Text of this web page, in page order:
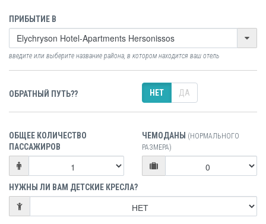
ПРИБЫТИЕ В
введите или выберите название района, в котором находится ваш отель
ОБРАТНЫЙ ПУТЬ?? НЕТ ДА
ОБЩЕЕ КОЛИЧЕСТВО
ПАССАЖИРОВ
ЧЕМОДАНЫ (НОРМАЛЬНОГО
РАЗМЕРА)
НУЖНЫ ЛИ ВАМ ДЕТСКИЕ КРЕСЛА?